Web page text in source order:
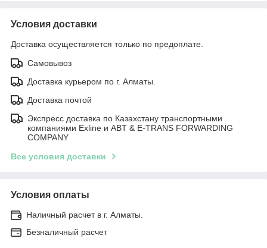
Условия доставки
Доставка осуществляется только по предоплате.
Самовывоз
Доставка курьером по г. Алматы.
Доставка почтой
Экспресс доставка по Казахстану транспортными
компаниями Exline и ABT & E-TRANS FORWARDING
COMPANY
Все условия доставки
Условия оплаты
Наличный расчет в г. Алматы.
Безналичный расчет